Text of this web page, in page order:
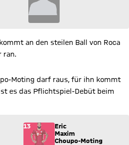
an den steilen Ball von Roca
ran.
Moting darf raus, für ihn kommt
es das Pflichtspiel-Debüt beim
(15) kommt für Eric Maxim
13
Eric
Maxim
Choupo-Moting